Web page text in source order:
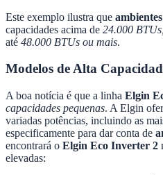
Este exemplo ilustra que
capacidades acima de 24.000
até 48.000 BTUs ou mais.
Modelos de Alta
A boa notícia é que a linha Elgin
capacidades pequenas. A Elgin
variadas potências, incluindo as
especificamente para dar conta de
encontrará o Elgin Eco Inverter 2
elevadas: